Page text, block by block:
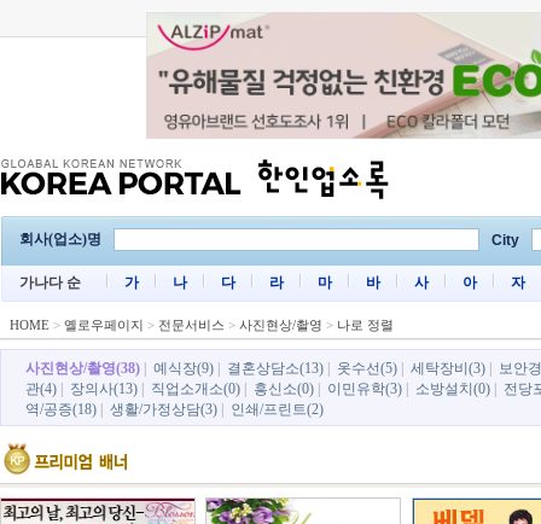
회사(업소)명 City
가나다 순 가 나 다 라 마 바 사 아 자
HOME > 옐로우페이지 > 전문서비스 > 사진현상/촬영 > 나로 정렬
사진현상/촬영(38) 예식장(9) 결혼상담소(13) 옷수선(5) 세탁장비(3)
보안
관(4)
장의사(13) 직업소개소(0) 흥신소(0) 이민유학(3) 소방설치(0)
전당
역/공증(18)
생활/가정상담(3) 인쇄/프린트(2)